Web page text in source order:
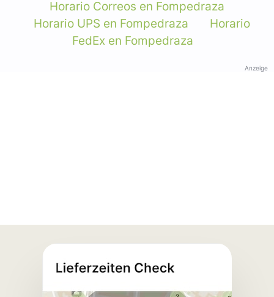
Horario Correos en Fompedraza
Horario UPS en Fompedraza
Horario
FedEx en Fompedraza
Anzeige